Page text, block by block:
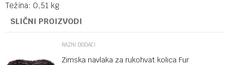
Težina: 0,51 kg
SLIČNI PROIZVODI
RAZNI DODACI
Zimska navlaka za rukohvat kolica Fur